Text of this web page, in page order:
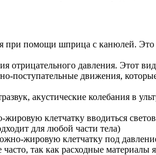
при помощи шприца с канюлей.
отрицательного давления. Этот
поступательные движения,
акустические колебания в
клетчатку вводиться
для любой части тела)
жировую клетчатку под
так как расходные материалы